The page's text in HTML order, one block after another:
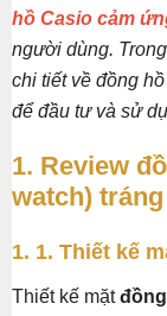
hồ Casio cảm
người dùng.
chi tiết về đồng
để đầu tư và sử
1. Review
watch)
1. 1. Thiết kế
Thiết kế mặt